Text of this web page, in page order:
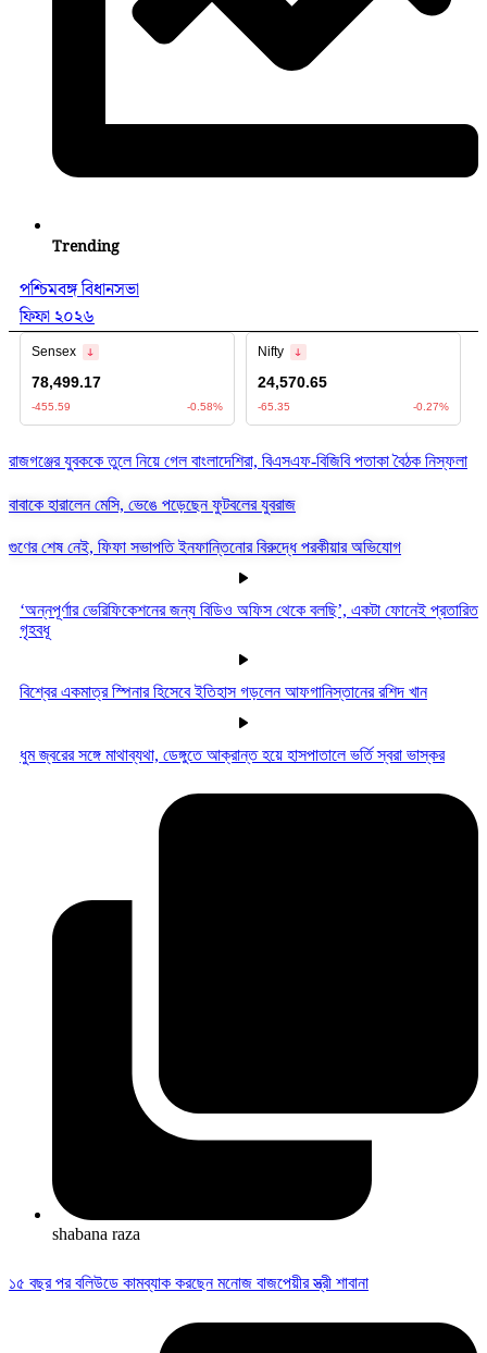
Trending
পশ্চিমবঙ্গ বিধানসভা
ফিফা ২০২৬
রাজগঞ্জের যুবককে তুলে নিয়ে গেল বাংলাদেশিরা, বিএসএফ-বিজিবি পতাকা বৈঠক নিস্ফলা
বাবাকে হারালেন মেসি, ভেঙে পড়েছেন ফুটবলের যুবরাজ
গুণের শেষ নেই, ফিফা সভাপতি ইনফান্তিনোর বিরুদ্ধে পরকীয়ার অভিযোগ
‘অন্নপূর্ণার ভেরিফিকেশনের জন্য বিডিও অফিস থেকে বলছি’, একটা ফোনেই প্রতারিত
গৃহবধূ
বিশ্বের একমাত্র স্পিনার হিসেবে ইতিহাস গড়লেন আফগানিস্তানের রশিদ খান
ধুম জ্বরের সঙ্গে মাথাব্যথা, ডেঙ্গুতে আক্রান্ত হয়ে হাসপাতালে ভর্তি স্বরা ভাস্কর
shabana raza
১৫ বছর পর বলিউডে কামব্যাক করছেন মনোজ বাজপেয়ীর স্ত্রী শাবানা